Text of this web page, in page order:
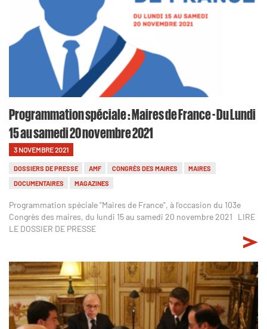
Programmation spéciale : Maires de France - Du Lundi
15 au samedi 20 novembre 2021
3 NOVEMBRE 2021
DOSSIERS DE PRESSE AMF CONGRÈS DES MAIRES
MAIRES
DOCUMENTAIRES
MAGAZINES
Programmation spéciale "Maires de France", à l'occasion du 103e
Congrès des maires, du lundi 15 au samedi 20 novembre 2021 LIRE
LE DOSSIER DE PRESSE